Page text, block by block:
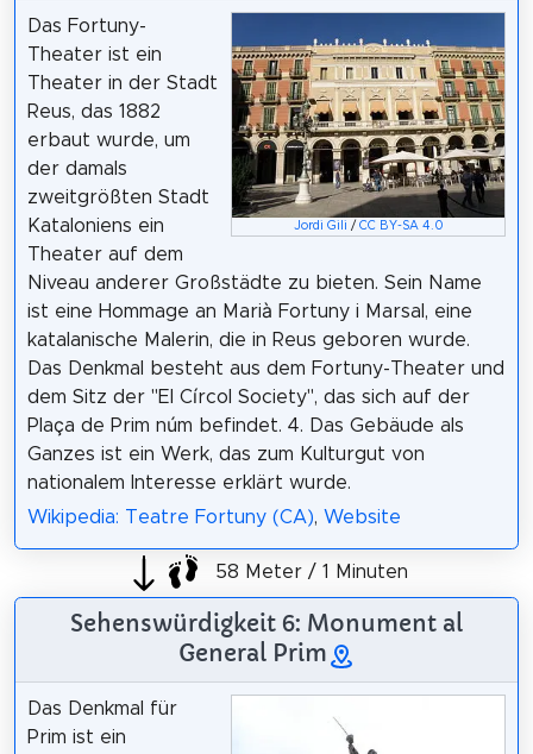
Jordi Gili / CC BY-SA 4.0
Das Fortuny-
Theater ist ein
Theater in der Stadt
Reus, das 1882
erbaut wurde, um
der damals
zweitgrößten Stadt
Kataloniens ein
Theater auf dem
Niveau anderer Großstädte zu bieten. Sein Name
ist eine Hommage an Marià Fortuny i Marsal, eine
katalanische Malerin, die in Reus geboren wurde.
Das Denkmal besteht aus dem Fortuny-Theater und
dem Sitz der "El Círcol Society", das sich auf der
Plaça de Prim núm befindet. 4. Das Gebäude als
Ganzes ist ein Werk, das zum Kulturgut von
nationalem Interesse erklärt wurde.
Wikipedia: Teatre Fortuny (CA), Website
58 Meter / 1 Minuten
Sehenswürdigkeit 6: Monument al
General Prim
Das Denkmal für
Prim ist ein